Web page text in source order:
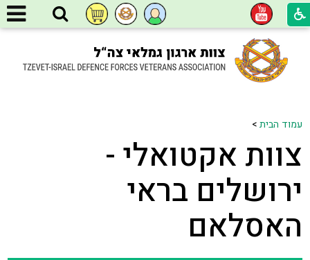
עמוד הבית>
צוות אקטואלי -
ירושלים בראי
האסלאם